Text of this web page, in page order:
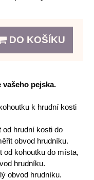
DO KOŠÍKU
vašeho pejska.
k hrudní kosti
hrudní kosti do
obvod hrudníku.
kohoutku do místa,
hrudníku.
obvod hrudníku.